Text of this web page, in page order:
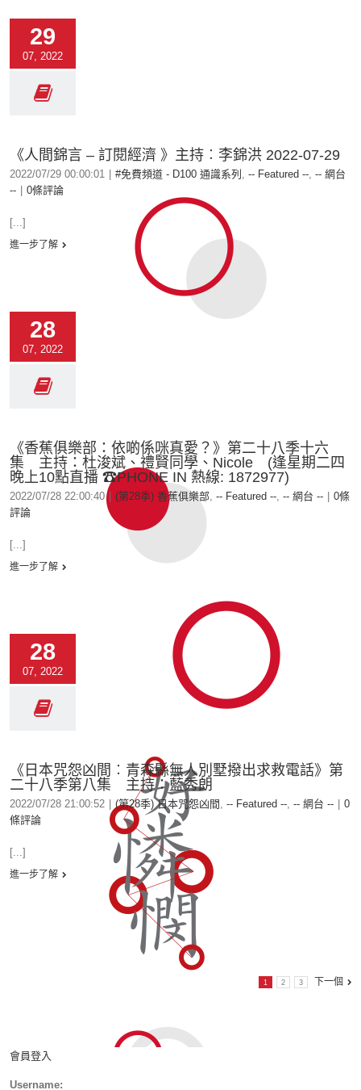
29
07, 2022
《人間錦言 – 訂閱經濟 》主持︰李錦洪 2022-07-29
2022/07/29 00:00:01 #免費頻道 - D100 通識系列 , -- Featured --, -- 網台
--
0條評論
[...]
進一步了解
28
07, 2022
《香蕉俱樂部：依啲係咪真愛？》第二十八季十六
集 主持：杜浚斌、禮賢同學、Nicole (逢星期二四
晚上10點直播 ☎PHONE IN 熱線: 1872977)
2022/07/28 22:00:40 (第28季) 香蕉俱樂部, -- Featured --, -- 網台 --
0條
評論
[...]
進一步了解
28
07, 2022
《日本咒怨凶間︰青森縣無人別墅撥出求救電話》第
二十八季第八集 主持：藍秀朗
2022/07/28 21:00:52 (第28季) 日本咒怨凶間 , -- Featured --, -- 網台 --
0
條評論
[...]
進一步了解
1 2 3 下一個
會員登入
Username: